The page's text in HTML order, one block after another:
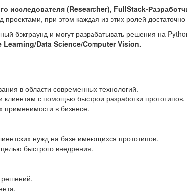
исследователя (Researcher), FullStack-
проектами, при этом каждая из этих ролей
бэкграунд и могут разрабатывать решения на
Learning/Data Science/Computer Vision.
в области современных технологий.
с помощью быстрой разработки прототипов.
применимости в бизнесе.
нужд на базе имеющихся прототипов.
быстрого внедрения.
решений.